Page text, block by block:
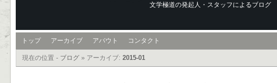
文学極道の発起人・スタッフによるブログ
トップ アーカイブ アバウト コンタクト
現在の位置 - ブログ » アーカイブ: 2015-01